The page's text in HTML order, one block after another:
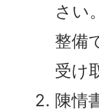
さい。
整備
受け
陳情